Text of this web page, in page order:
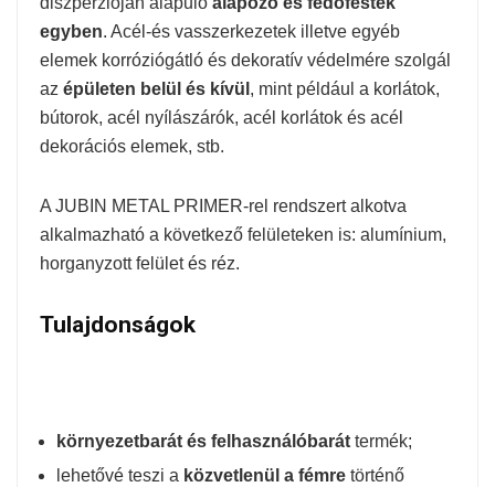
egyben. Acél-és vasszerkezetek illetve egyéb
elemek korróziógátló és dekoratív védelmére szolgál
az épületen belül és kívül , mint például a korlátok,
bútorok, acél nyílászárók, acél korlátok és acél
dekorációs elemek, stb.
A JUBIN METAL PRIMER-rel rendszert alkotva
alkalmazható a következő felületeken is: alumínium,
horganyzott felület és réz.
Tulajdonságok
környezetbarát és felhasználóbarát termék;
lehetővé teszi a közvetlenül a fémre történő